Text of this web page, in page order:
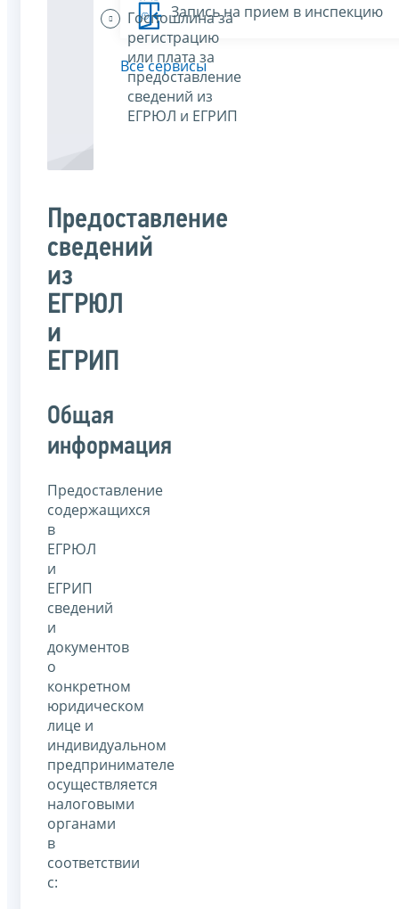
Госпошлина за
регистрацию
или плата за
предоставление
сведений из
ЕГРЮЛ и ЕГРИП
Предоставление
сведений
из
ЕГРЮЛ
и
ЕГРИП
Общая
информация
Предоставление
содержащихся
в
ЕГРЮЛ
и
ЕГРИП
сведений
и
документов
о
конкретном
юридическом
лице и
индивидуальном
предпринимателе
осуществляется
налоговыми
органами
в
соответствии
с:
Запись на прием в инспекцию
Все сервисы